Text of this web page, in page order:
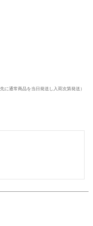
に通常商品を当日発送し入荷次第発送）